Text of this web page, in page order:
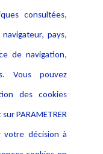
consultées,
pays,
de navigation,
Vous pouvez
des cookies
PARAMETRER
votre décision à